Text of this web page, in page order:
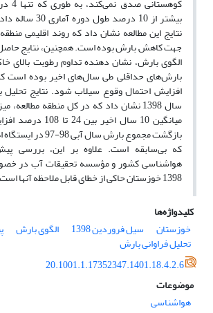
بیشتر از 10 درصد
نتایج این مطالعه نشان داد که روند اقلیمی
جهت کاهش بارش بوده است. همچنین، نتایج
الگوی بارش، نشان دهنده‌ تداوم رطوبت بالای
بارش‌های حداقلی طی سال‌های اخیر بوده است
افزایش احتمال وقوع سیلاب شود. نتایج
سال 1398 نشان داد که در کل منطقه‌
میانگین 10 سال
که بی‌سابقه است. علاوه بر این، بررسی
هواشناسی کشور و مؤسسه تحقیقات آب در
1398 خوزستان حاکی از خطای قابل ملاحظه‌ آنها است.
کلیدواژه‌ها
خوزستان
سیل فروردین 1398 الگوی بارش
تحلیل فراوانی بارش
20.1001.1.17352347.1401.18.4.2.6
موضوعات
هواشناسی